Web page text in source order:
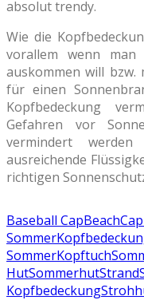
absolut trendy.
Wie die
vorallem wenn man
auskommen will
für einen
Kopfbedeckung
Gefahren vor
vermindert
ausreichende
richtigen
Baseball CapBeachCap
Sommer
SommerKopftuch
HutSommerhutStrand
Kopfbedeckung